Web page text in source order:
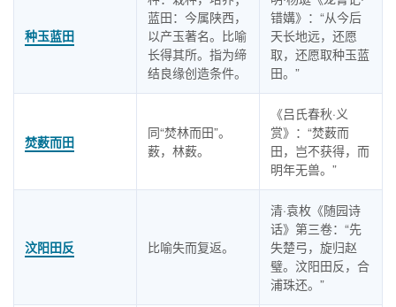
种玉蓝田
蓝田：今属陕西，
以产玉著名。比喻
长得其所。指为缔
结良缘创造条件。
错媾》：“从今后
天长地远，还愿
取，还愿取种玉蓝
田。”
焚薮而田
同“焚林而田”。
薮，林薮。
《吕氏春秋·义
赏》：“焚薮而
田，岂不获得，而
明年无兽。”
汶阳田反 比喻失而复返。
清·袁枚《随园诗
话》第三卷：“先
失楚弓，旋归赵
璧。汶阳田反，合
浦珠还。”